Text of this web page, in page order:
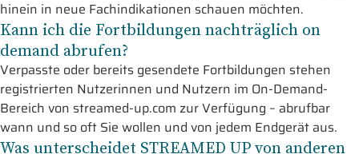
hinein in neue Fachindikationen schauen möchten.
Kann ich die Fortbildungen nachträglich on
demand abrufen?
Verpasste oder bereits gesendete Fortbildungen stehen
registrierten Nutzerinnen und Nutzern im On-Demand-
Bereich von streamed-up.com zur Verfügung – abrufbar
wann und so oft Sie wollen und von jedem Endgerät aus.
Was unterscheidet STREAMED UP von anderen